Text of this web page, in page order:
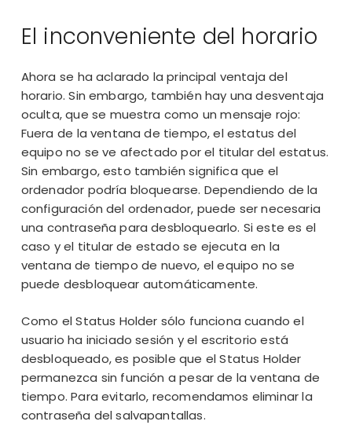
El inconveniente del horario
Ahora se ha aclarado la principal ventaja del
horario. Sin embargo, también hay una desventaja
oculta, que se muestra como un mensaje rojo:
Fuera de la ventana de tiempo, el estatus del
equipo no se ve afectado por el titular del estatus.
Sin embargo, esto también significa que el
ordenador podría bloquearse. Dependiendo de la
configuración del ordenador, puede ser necesaria
una contraseña para desbloquearlo. Si este es el
caso y el titular de estado se ejecuta en la
ventana de tiempo de nuevo, el equipo no se
puede desbloquear automáticamente.
Como el Status Holder sólo funciona cuando el
usuario ha iniciado sesión y el escritorio está
desbloqueado, es posible que el Status Holder
permanezca sin función a pesar de la ventana de
tiempo. Para evitarlo, recomendamos eliminarla
contraseña del salvapantallas.